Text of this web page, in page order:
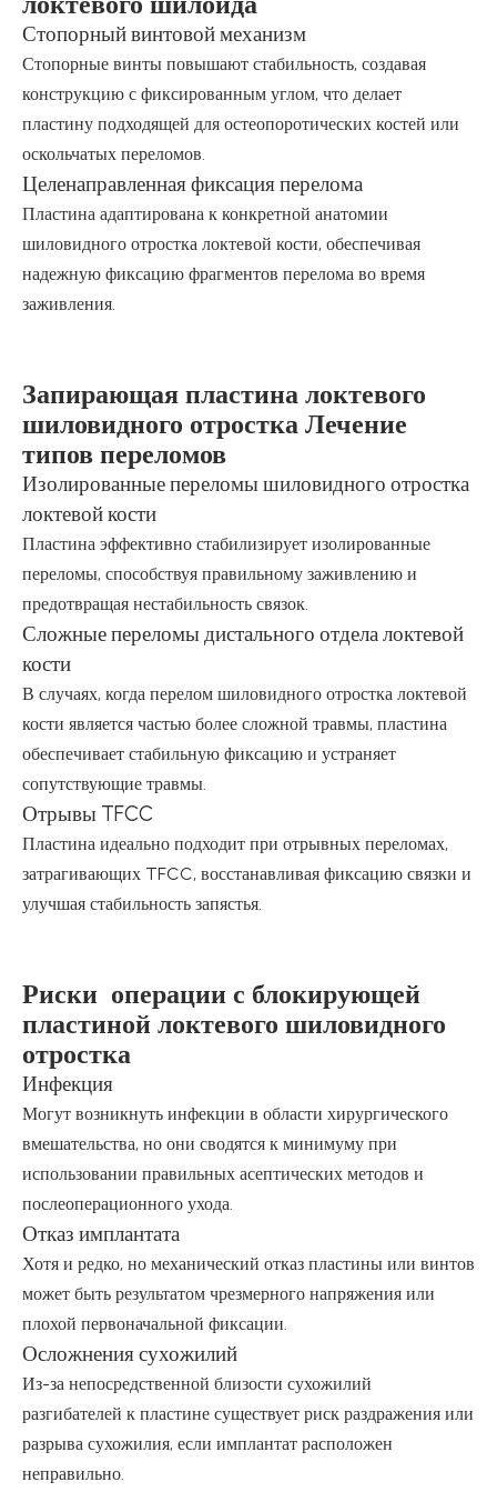
Стопорный винтовой механизм
Стопорные винты повышают стабильность, создавая
конструкцию с фиксированным углом, что делает
пластину подходящей для остеопоротических костей или
оскольчатых переломов.
Целенаправленная фиксация перелома
Пластина адаптирована к конкретной анатомии
шиловидного отростка локтевой кости, обеспечивая
надежную фиксацию фрагментов перелома во время
заживления.
Запирающая пластина локтевого
шиловидного отростка Лечение
типов переломов
Изолированные переломы шиловидного отростка
локтевой кости
Пластина эффективно стабилизирует изолированные
переломы, способствуя правильному заживлению и
предотвращая нестабильность связок.
Сложные переломы дистального отдела локтевой
кости
В случаях, когда перелом шиловидного отростка локтевой
кости является частью более сложной травмы, пластина
обеспечивает стабильную фиксацию и устраняет
сопутствующие травмы.
Отрывы TFCC
Пластина идеально подходит при отрывных переломах,
затрагивающих TFCC, восстанавливая фиксацию связки и
улучшая стабильность запястья.
Риски операции с блокирующей
пластиной локтевого шиловидного
отростка
Инфекция
Могут возникнуть инфекции в области хирургического
вмешательства, но они сводятся к минимуму при
использовании правильных асептических методов и
послеоперационного ухода.
Отказ имплантата
Хотя и редко, но механический отказ пластины или винтов
может быть результатом чрезмерного напряжения или
плохой первоначальной фиксации.
Осложнения сухожилий
Из-за непосредственной близости сухожилий
разгибателей к пластине существует риск раздражения или
разрыва сухожилия, если имплантат расположен
неправильно.